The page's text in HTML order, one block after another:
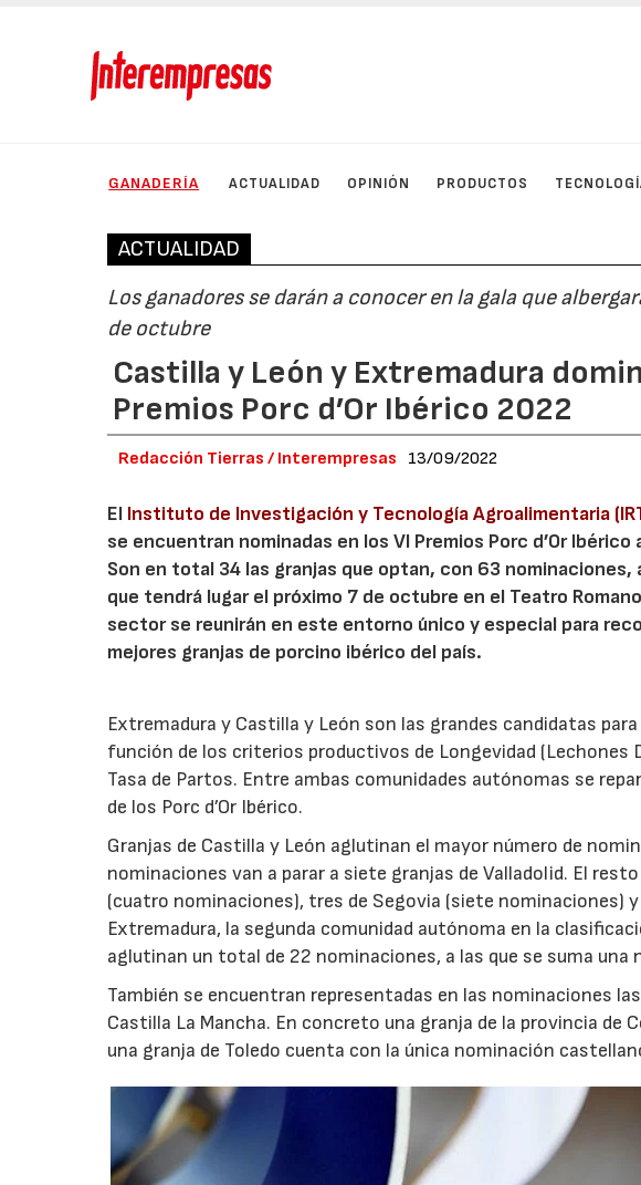
GANADERÍA ACTUALIDAD OPINIÓN PRODUCTOS
ACTUALIDAD
Los ganadores se darán a conocer en la gala que
de octubre
Castilla y León y Extremadura
Premios Porc d’Or Ibérico 2022
Redacción Tierras / Interempresas 13/09/2022
El Instituto de Investigación y Tecnología Agroalimentaria
se encuentran nominadas en los VI Premios Porc d’Or
Son en total 34 las granjas que optan, con 63 nominaciones,
que tendrá lugar el próximo 7 de octubre en el Teatro
sector se reunirán en este entorno único y especial para
mejores granjas de porcino ibérico del país.
Extremadura y Castilla y León son las grandes candidatas
función de los criterios productivos de Longevidad (Lechones
Tasa de Partos. Entre ambas comunidades autónomas se
de los Porc d’Or Ibérico.
Granjas de Castilla y León aglutinan el mayor número de
nominaciones van a parar a siete granjas de Valladolid. El
(cuatro nominaciones), tres de Segovia (siete nominaciones)
Extremadura, la segunda comunidad autónoma en la
aglutinan un total de 22 nominaciones, a las que se suma una
También se encuentran representadas en las nominaciones
Castilla La Mancha. En concreto una granja de la provincia de
una granja de Toledo cuenta con la única nominación